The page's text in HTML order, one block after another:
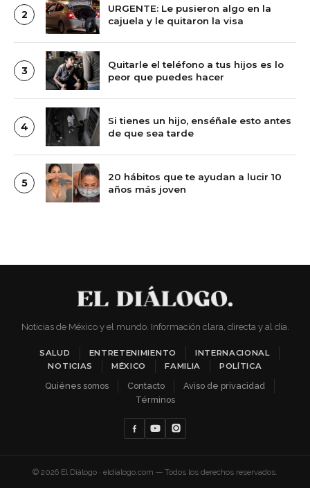
2
URGENTE: Le pusieron algo en la
cajuela y le quitaron la visa
3
Quitarle el teléfono a tus hijos es lo
peor que puedes hacer
4
Si tienes un hijo, enséñale esto antes
de que sea tarde
5
20 hábitos que te ayudan a lucir 10
años más joven
Noticias de México y el mundo. Información clara, directa y al día.
SALUD ENTRETENIMIENTO
INTERNACIONAL
NOTICIAS
MÉXICO FAMILIA POLÍTICA
Quiénes somos Contacto
Aviso de privacidad
Términos
© 2026 El Diálogo · eldialogo.com — Todos los derechos reservados.